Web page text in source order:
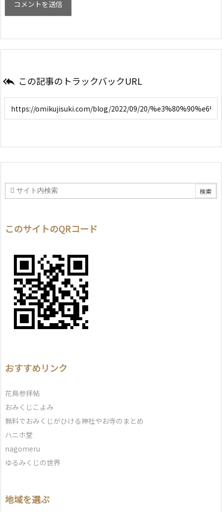
 この記事のトラックバックURL
このサイトのQRコード
おすすめリンク
花鳥参拝帖
おみくじこよみ
無料でおみくじがひける神社やお寺のまとめ
ハニホ堂
nagomeru
ゆるみくじの世界
地域を選ぶ